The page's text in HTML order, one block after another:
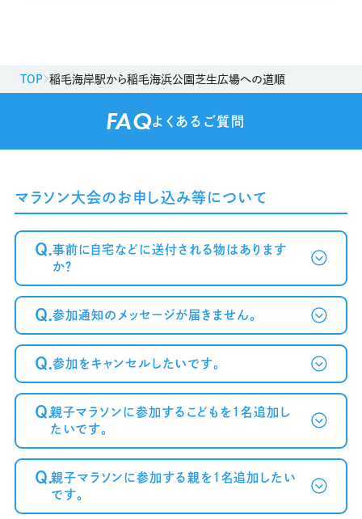
TOP 稲毛海岸駅から稲毛海浜公園芝生広場への道順
FAQよくあるご質問
マラソン大会のお申し込み等について
Q.事前に自宅などに送付される物はあります
か？
Q.参加通知のメッセージが届きません。
が届かない方へ～
Q.参加をキャンセルしたいです。
Q.親子マラソンに参加するこどもを1名追加し
たいです。
Q.親子マラソンに参加する親を1名追加したい
です。